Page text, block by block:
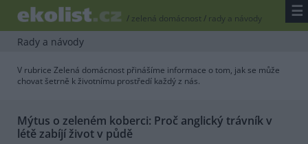
/ zelená domácnost/ rady a návody ☰
Rady a návody
V rubrice Zelená domácnost přinášíme informace o tom, jak se může
chovat šetrně k životnímu prostředí každý z nás.
Mýtus o zeleném koberci: Proč anglický trávník v
létě zabíjí život v půdě